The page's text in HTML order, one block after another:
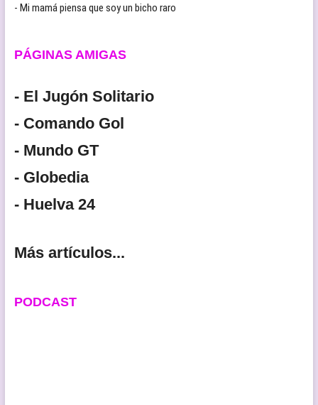
- Mi mamá piensa que soy un bicho raro
PÁGINAS AMIGAS
- El Jugón Solitario
- Comando Gol
- Mundo GT
- Globedia
- Huelva 24
Más artículos...
PODCAST